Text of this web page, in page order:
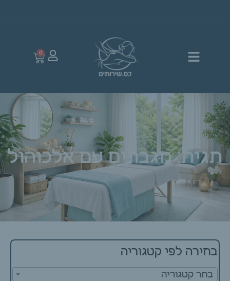
0
תגית: מגבונים עם אלכוהול
בחירה לפי קטגוריה
בחר קטגוריה